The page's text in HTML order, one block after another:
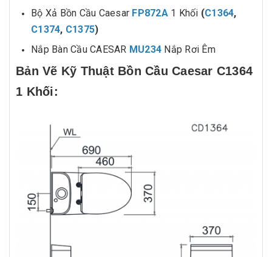
Bộ Xả Bồn Cầu Caesar FP872A1 Khối (C1364,
C1374, C1375)
Nắp Bàn Cầu CAESAR MU234 Nắp Rơi Êm
Bản Vẽ Kỹ Thuật Bồn Cầu Caesar C1364
1 Khối: